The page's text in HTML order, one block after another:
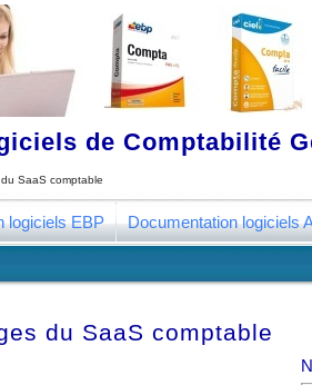
de Comptabilité
SaaS comptable
logiciels EBP Documentation logiciels
du SaaS comptable